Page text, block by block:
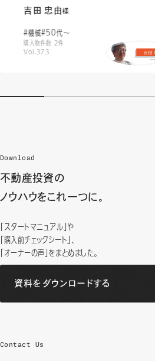
吉田 忠由様
#機械#50代〜
購入物件数 2件
Vol.373
Download
不動産投資の
ノウハウをこれ一つに。
「スタートマニュアル」や
「購入前チェックシート」、
「オーナーの声」をまとめました。
資料をダウンロードする
Contact Us